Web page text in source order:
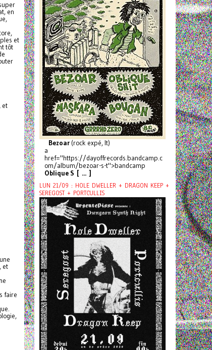
en
et
tôt
et
et
faire
Bezoar (rock expé, It)
a
href="https://dayoffrecords.bandcamp.c
om/album/bezoar-s-t">bandcamp
Oblique S [ ... ]
LUN 21/09 : HOLE DWELLER + DRAGON KEEP +
SEREGOST + PORTCULLIS